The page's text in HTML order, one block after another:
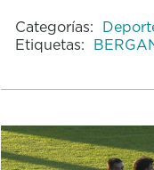
Categorías:
Etiquetas: